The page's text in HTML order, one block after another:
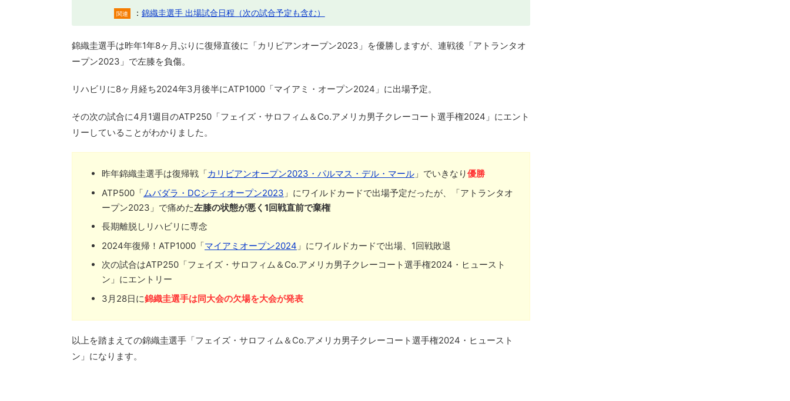
関連 ： 錦織圭選手 出場試合日程（次の試合予定も含む）
錦織圭選手は昨年1年8ヶ月ぶりに復帰直後に「カリビアンオープン2023」を優勝しますが、連戦後「アトランタオ
ープン2023」で左膝を負傷。
リハビリに8ヶ月経ち2024年3月後半にATP1000「マイアミ・オープン2024」に出場予定。
その次の試合に4月1週目のATP250「フェイズ・サロフィム＆Co.アメリカ男子クレーコート選手権2024」にエント
リーしていることがわかりました。
昨年錦織圭選手は復帰戦「カリビアンオープン2023・パルマス・デル・マール 」でいきなり優勝
ATP500「 ムバダラ・DCシティオープン2023 」にワイルドカードで出場予定だったが、「アトランタオ
ープン2023」で痛めた左膝の状態が悪く1回戦直前で棄権
長期離脱しリハビリに専念
2024年復帰！ATP1000「マイアミオープン2024 」にワイルドカードで出場、1回戦敗退
次の試合はATP250「フェイズ・サロフィム＆Co.アメリカ男子クレーコート選手権2024・ヒュースト
ン」にエントリー
3月28日に錦織圭選手は同大会の欠場を大会が発表
以上を踏まえての錦織圭選手「フェイズ・サロフィム＆Co.アメリカ男子クレーコート選手権2024・ヒュースト
ン」になります。